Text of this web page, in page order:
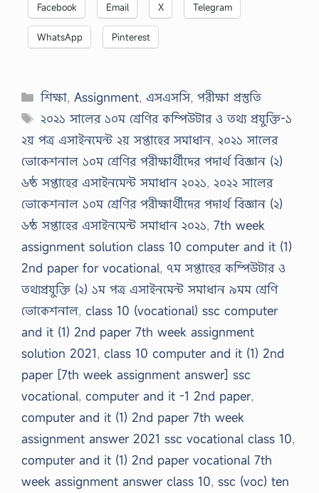
Facebook Email X Telegram
WhatsApp Pinterest
Categories
শিক্ষা,Assignment, এসএসসি,পরীক্ষা প্রস্তুতি
Tags
২০২১ সালের ১০ম শ্রেণির কম্পিউটার ও তথ্য প্রযুক্তি-১
২য় পত্র এসাইনমেন্ট ২য় সপ্তাহের সমাধান, ২০২১ সালের
ভোকেশনাল ১০ম শ্রেণির পরীক্ষার্থীদের পদার্থ বিজ্ঞান (২)
৬ষ্ঠ সপ্তাহের এসাইনমেন্ট সমাধান ২০২১, ২০২২ সালের
ভোকেশনাল ১০ম শ্রেণির পরীক্ষার্থীদের পদার্থ বিজ্ঞান (২)
৬ষ্ঠ সপ্তাহের এসাইনমেন্ট সমাধান ২০২১, 7th week
assignment solution class 10 computer and it (1)
2nd paper for vocational, ৭ম সপ্তাহের কম্পিউটার ও
তথ্যপ্রযুক্তি (২) ১ম পত্র এসাইনমেন্ট সমাধান ৯মম শ্রেণি
ভোকেশনাল, class 10 (vocational) ssc computer
and it (1) 2nd paper 7th week assignment
solution 2021, class 10 computer and it (1) 2nd
paper [7th week assignment answer] ssc
vocational, computer and it -1 2nd paper,
computer and it (1) 2nd paper 7th week
assignment answer 2021 ssc vocational class 10,
computer and it (1) 2nd paper vocational 7th
week assignment answer class 10, ssc (voc) ten